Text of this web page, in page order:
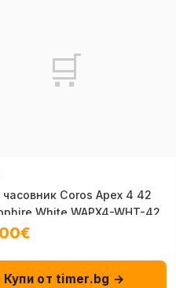
🛒
Coros Apex 4 42
White WAPX4-WHT-42
Купи от timer.bg →